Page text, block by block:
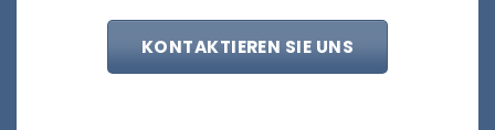
KONTAKTIEREN SIE UNS